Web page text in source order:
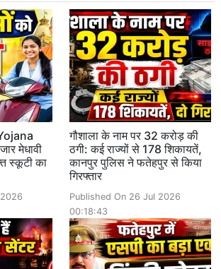
मेधावी
स्कूटी का
गौशाला के नाम पर 32 करोड़ की
ठगी: कई राज्यों से 178 शिकायतें,
कानपुर पुलिस ने फतेहपुर से किया
गिरफ्तार
Published On 26 Jul 2026
00:18:43